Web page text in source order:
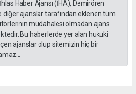
Haber Ajansı (İHA), Demirören
diğer ajanslar tarafından eklenen tüm
müdahalesi olmadan ajans
Bu haberlerde yer alan hukuki
ajanslar olup sitemizin hiç bir